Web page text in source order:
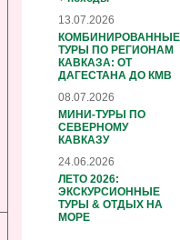
13.07.2026
КОМБИНИРОВАННЫЕ
ТУРЫ ПО РЕГИОНАМ
КАВКАЗА: ОТ
ДАГЕСТАНА ДО КМВ
08.07.2026
МИНИ-ТУРЫ ПО
СЕВЕРНОМУ
КАВКАЗУ
24.06.2026
ЛЕТО 2026:
ЭКСКУРСИОННЫЕ
ТУРЫ & ОТДЫХ НА
МОРЕ